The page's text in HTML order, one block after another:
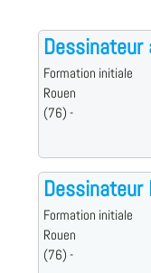
Formation initiale
Rouen
(76) -
Dessinateur
Formation initiale
Rouen
(76) -